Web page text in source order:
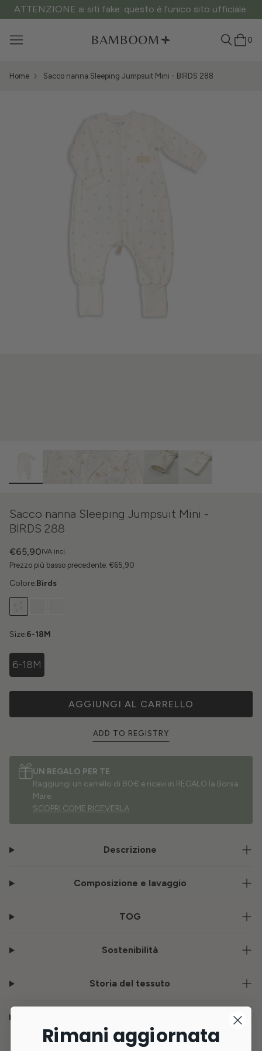
ATTENZIONE ai siti fake: questo è l’unico sito ufficiale.
0
Home Sacco nanna Sleeping Jumpsuit Mini - BIRDS 288
Sacco nanna Sleeping Jumpsuit Mini -
BIRDS 288
IVA incl.
€65,90
Prezzo più basso precedente: €65,90
Colore:Birds
Size:6-18M
6-18M
AGGIUNGI AL CARRELLO
ADD TO REGISTRY
UN REGALO PER TE
Raggiungi un carrello di 80€ e ricevi in REGALO la Borsa
Mare.
SCOPRI COME RICEVERLA
Descrizione
Composizione e lavaggio
TOG
Sostenibilità
Storia del tessuto
Rimani aggiornata